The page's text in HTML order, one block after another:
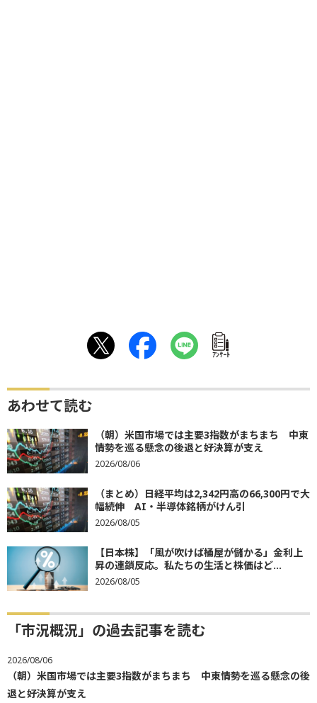
ｱﾝｹｰﾄ
あわせて読む
（朝）米国市場では主要3指数がまちまち 中東
情勢を巡る懸念の後退と好決算が支え
2026/08/06
（まとめ）日経平均は2,342円高の66,300円で大
幅続伸 AI・半導体銘柄がけん引
2026/08/05
【日本株】「風が吹けば桶屋が儲かる」金利上
昇の連鎖反応。私たちの生活と株価はど...
2026/08/05
「市況概況」の過去記事を読む
2026/08/06
（朝）米国市場では主要3指数がまちまち 中東情勢を巡る懸念の後
退と好決算が支え